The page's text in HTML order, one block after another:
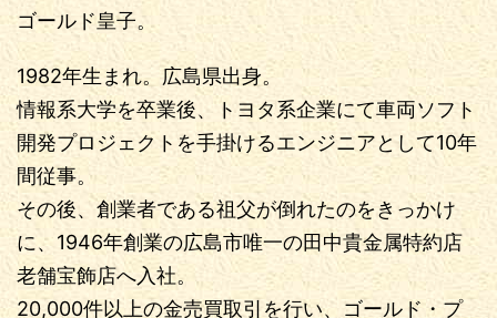
ゴールド皇子。
1982年生まれ。広島県出身。
情報系大学を卒業後、トヨタ系企業にて車両ソフト
開発プロジェクトを手掛けるエンジニアとして10年
間従事。
その後、創業者である祖父が倒れたのをきっかけ
に、1946年創業の広島市唯一の田中貴金属特約店
老舗宝飾店へ入社。
20,000件以上の金売買取引を行い、ゴールド・プ